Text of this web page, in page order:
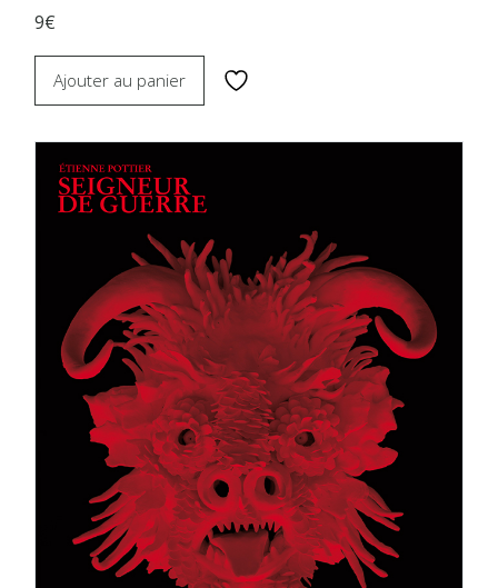
9€
Ajouter au panier